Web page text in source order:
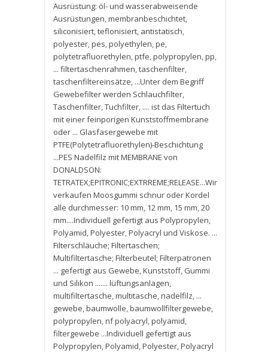
Ausrüstung: öl- und wasserabweisende
Ausrüstungen,membranbeschichtet,
siliconisiert,teflonisiert, antistatisch,
polyester,pes,polyethylen,pe,
polytetrafluorethylen,ptfe,polypropylen,pp,
... filtertaschenrahmen,taschenfilter,
taschenfiltereinsätze, ...Unter dem Begriff
Gewebefilter werden Schlauchfilter,
Taschenfilter,Tuchfilter, .... ist das Filtertuch
mit einer feinporigen Kunststoffmembrane
oder ... Glasfasergewebe mit
PTFE(Polytetrafluorethylen)-Beschichtung
...PES Nadelfilz mit MEMBRANE von
DONALDSON:
TETRATEX;EPITRONIC;EXTRREME;RELEASE...Wir
verkaufen Moosgummi schnur oder Kordel
alle durchmesser: 10 mm, 12 mm, 15 mm,20
mm....Individuell gefertigt aus Polypropylen,
Polyamid,Polyester,Polyacryl und Viskose. ...
Filterschläuche; Filtertaschen;
Multifiltertasche; Filterbeutel; Filterpatronen
... gefertigt aus Gewebe,Kunststoff, Gummi
und Silikon ....... lüftungsanlagen,
multifiltertasche,multitasche,nadelfilz, ...
gewebe,baumwolle,baumwollfiltergewebe,
polypropylen,nf polyacryl,polyamid,
filtergewebe ...Individuell gefertigt aus
Polypropylen,Polyamid,Polyester,Polyacryl